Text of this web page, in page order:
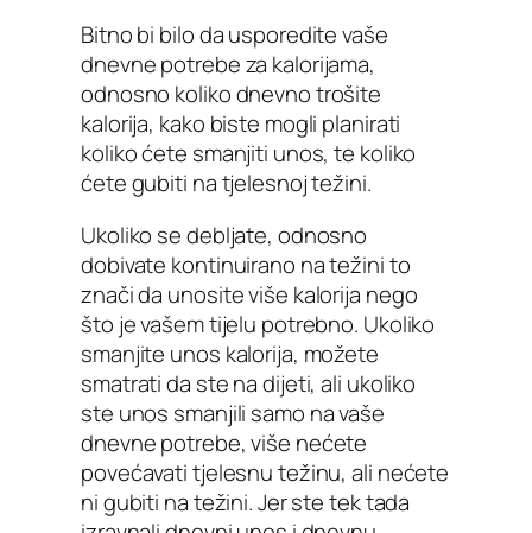
Bitno bi bilo da usporedite vaše
dnevne potrebe za kalorijama,
odnosno koliko dnevno trošite
kalorija, kako biste mogli planirati
koliko ćete smanjiti unos, te koliko
ćete gubiti na tjelesnoj težini.
Ukoliko se debljate, odnosno
dobivate kontinuirano na težini to
znači da unosite više kalorija nego
što je vašem tijelu potrebno. Ukoliko
smanjite unos kalorija, možete
smatrati da ste na dijeti, ali ukoliko
ste unos smanjili samo na vaše
dnevne potrebe, više nećete
povećavati tjelesnu težinu, ali nećete
ni gubiti na težini. Jer ste tek tada